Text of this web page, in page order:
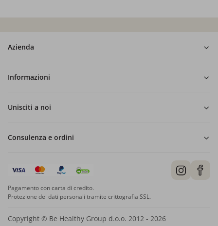
Azienda
Informazioni
Unisciti a noi
Consulenza e ordini
Pagamento con carta di credito.
Protezione dei dati personali tramite crittografia SSL.
Copyright © Be Healthy Group d.o.o. 2012 - 2026